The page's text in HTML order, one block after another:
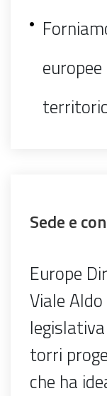
Sede e
Europe
Viale
torri
che ha